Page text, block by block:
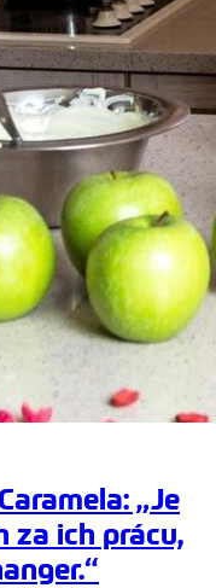
„Je
za ich prácu,